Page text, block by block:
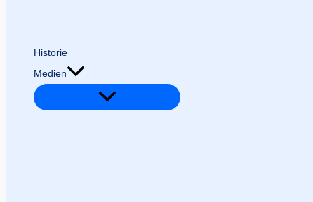
Historie
Medien